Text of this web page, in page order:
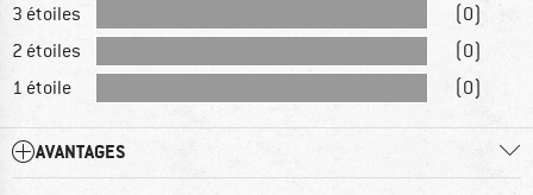
3 étoiles
(0)
2 étoiles
(0)
1 étoile
(0)
AVANTAGES